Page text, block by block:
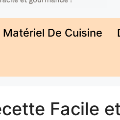
Matériel De Cuisine
Facile et